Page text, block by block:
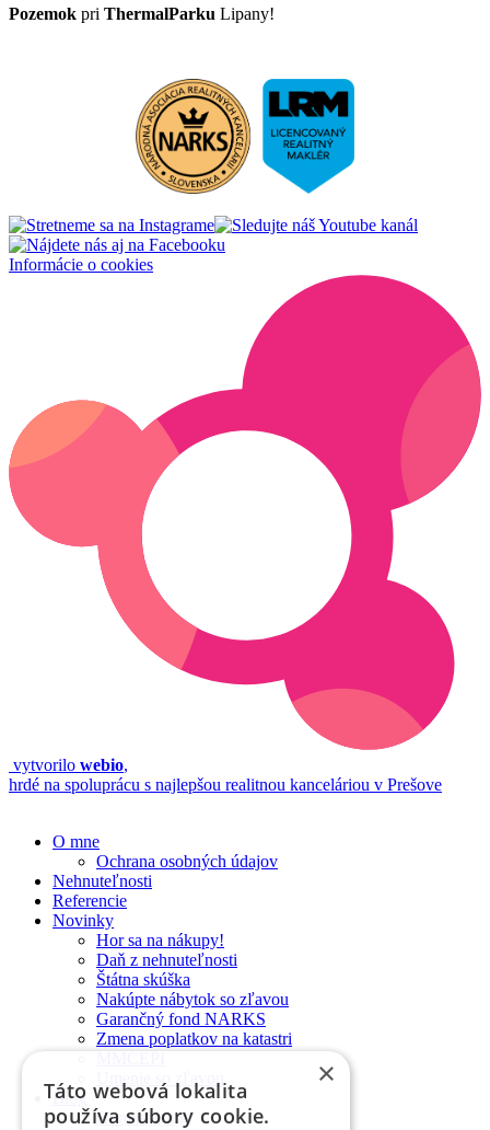
Pozemok pri ThermalParku Lipany!
Informácie o cookies
vytvorilo webio,
hrdé na spoluprácu s najlepšou realitnou kanceláriou v Prešove
O mne
Ochrana osobných údajov
Nehnuteľnosti
Referencie
Novinky
Hor sa na nákupy!
Daň z nehnuteľnosti
Štátna skúška
Nakúpte nábytok so zľavou
Garančný fond NARKS
Zmena poplatkov na katastri
Blog
Homestaging
×
Táto webová lokalita
používa súbory cookie.